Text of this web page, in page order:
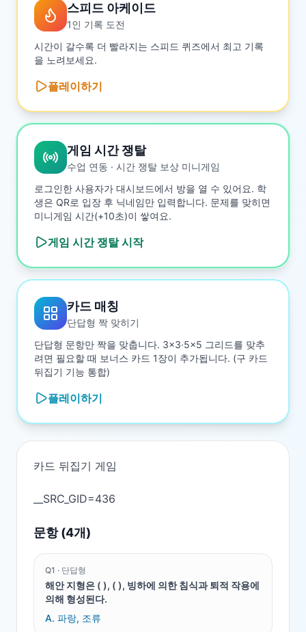
스피드 아케이드
1인 기록 도전
시간이 갈수록 더 빨라지는 스피드 퀴즈에서 최고 기록
을 노려보세요.
플레이하기
게임 시간 쟁탈
수업 연동 · 시간 쟁탈 보상 미니게임
로그인한 사용자가 대시보드에서 방을 열 수 있어요. 학
생은 QR로 입장 후 닉네임만 입력합니다. 문제를 맞히면
미니게임 시간(+10초)이 쌓여요.
게임 시간 쟁탈시작
카드 매칭
단답형 짝 맞히기
단답형 문항만 짝을 맞춥니다. 3×3·5×5 그리드를 맞추
려면 필요할 때 보너스 카드 1장이 추가됩니다. (구 카드
뒤집기 기능 통합)
플레이하기
카드 뒤집기 게임
문항 (4개)
Q1 · 단답형
해안 지형은 ( ), ( ), 빙하에 의한 침식과 퇴적 작용에
의해 형성된다.
A. 파랑, 조류